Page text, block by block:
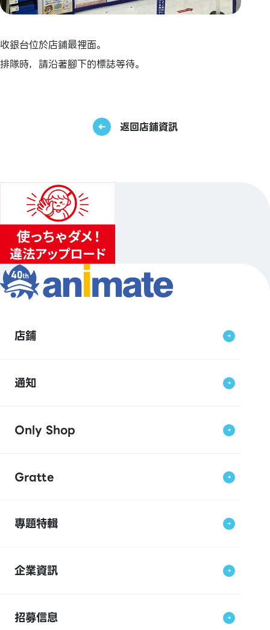
收銀台位於店鋪最裡面。
排隊時，請沿著腳下的標誌等待。
返回店鋪資訊
店鋪
通知
Only Shop
Gratte
專題特輯
企業資訊
招募信息